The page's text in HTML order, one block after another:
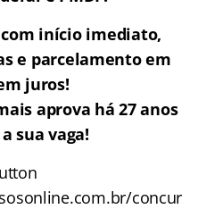
início imediato,
e parcelamento em
juros!
aprova há 27 anos
sua vaga!
concur